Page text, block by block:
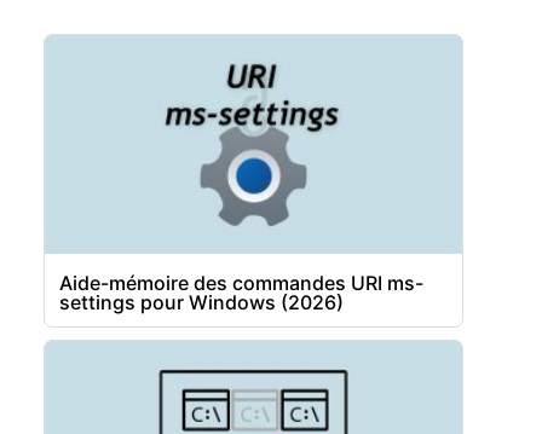
Aide-mémoire des commandes URI ms-
settings pour Windows (2026)